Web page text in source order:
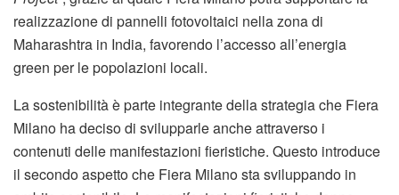
realizzazione di pannelli fotovoltaici nella zona di
Maharashtra in India, favorendo l’accesso all’energia
green per le popolazioni locali.
La sostenibilità è parte integrante della strategia che Fiera
Milano ha deciso di svilupparle anche attraverso i
contenuti delle manifestazioni fieristiche. Questo introduce
il secondo aspetto che Fiera Milano sta sviluppando in